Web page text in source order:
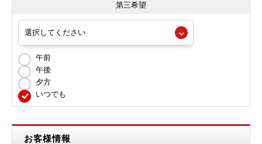
第三希望
午前
午後
夕方
いつでも
お客様情報